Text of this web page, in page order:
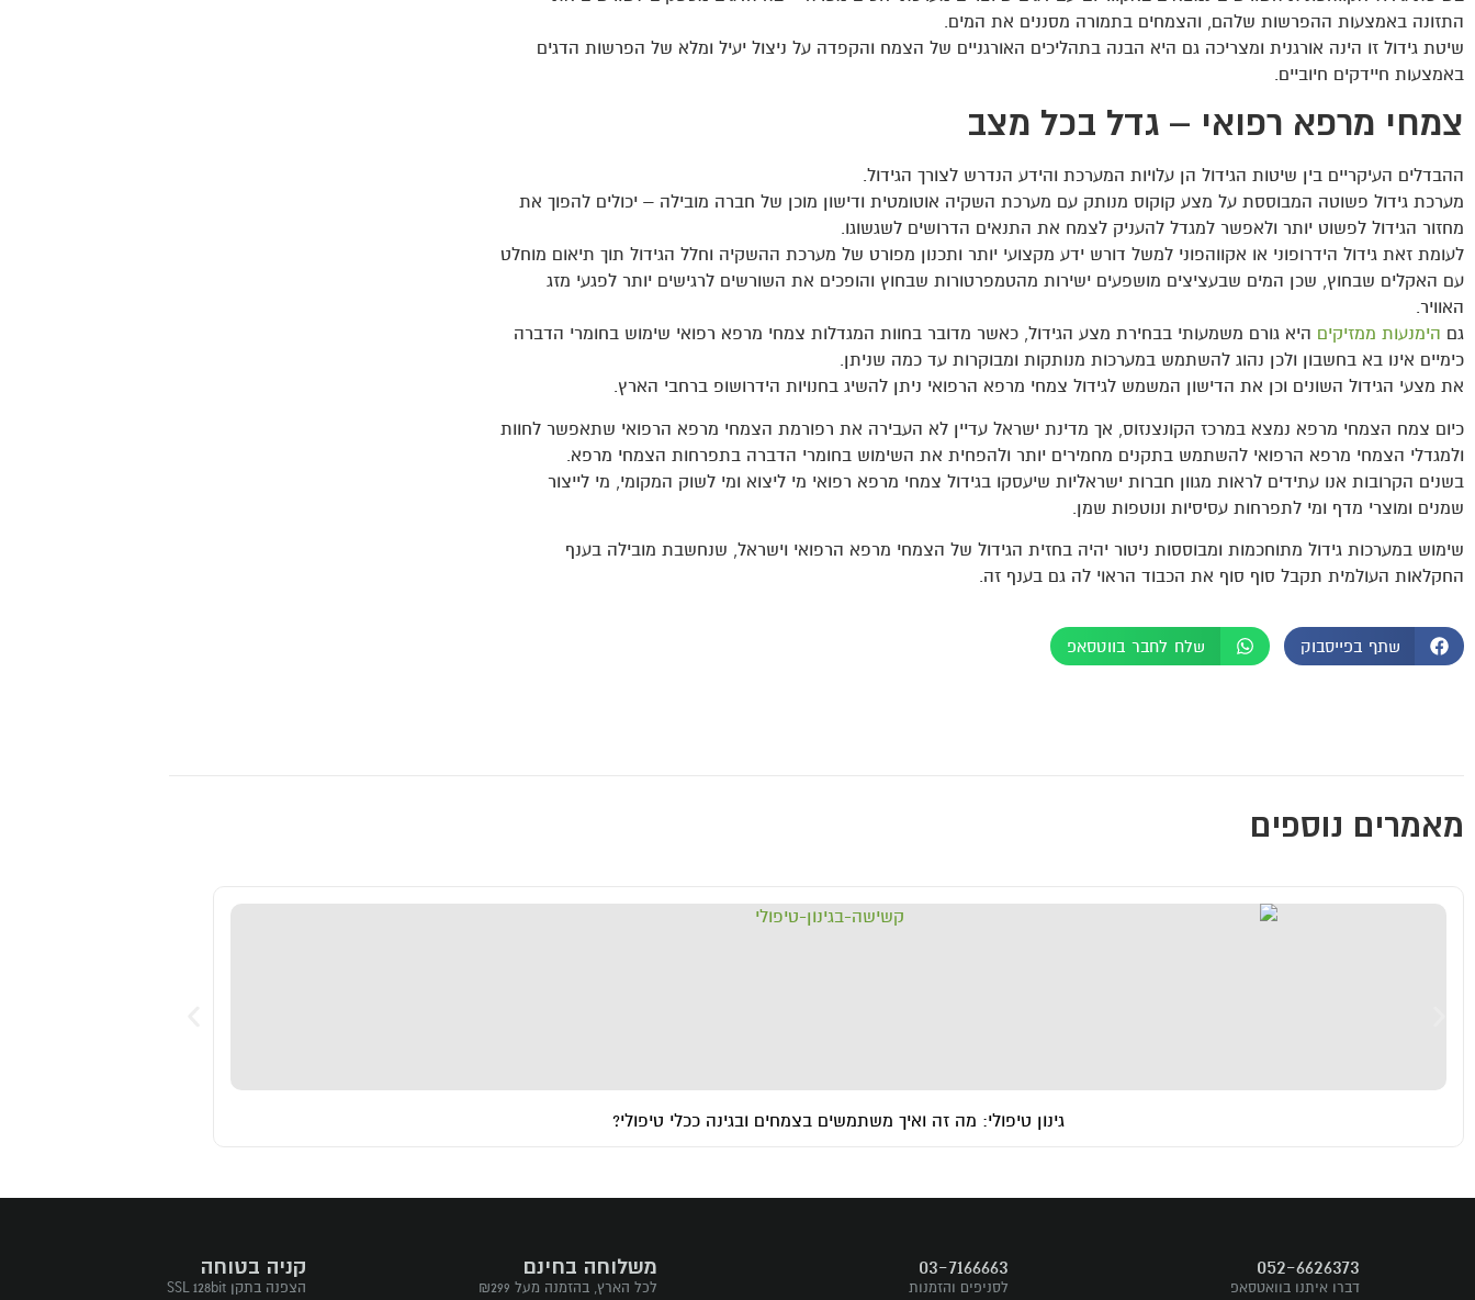
התזונה באמצעות ההפרשות שלהם, והצמחים בתמורה מסננים את המים.
שיטת גידול זו הינה אורגנית ומצריכה גם היא הבנה בתהליכים האורגניים של הצמח והקפדה על ניצול יעיל ומלא של הפרשות הדגים
באמצעות חיידקים חיוביים.
צמחי מרפא רפואי – גדל בכל מצב
ההבדלים העיקריים בין שיטות הגידול הן עלויות המערכת והידע הנדרש לצורך הגידול.
מערכת גידול פשוטה המבוססת על מצע קוקוס מנותק עם מערכת השקיה אוטומטית ודישון מוכן של חברה מובילה – יכולים להפוך את
מחזור הגידול לפשוט יותר ולאפשר למגדל להעניק לצמח את התנאים הדרושים לשגשוגו.
לעומת זאת גידול הידרופוני או אקווהפוני למשל דורש ידע מקצועי יותר ותכנון מפורט של מערכת ההשקיה וחלל הגידול תוך תיאום מוחלט
עם האקלים שבחוץ, שכן המים שבעציצים מושפעים ישירות מהטמפרטורות שבחוץ והופכים את השורשים לרגישים יותר לפגעי מזג
האוויר.
גם הימנעות ממזיקים היא גורם משמעותי בבחירת מצע הגידול, כאשר מדובר בחוות המגדלות צמחי מרפא רפואי שימוש בחומרי הדברה
כימיים אינו בא בחשבון ולכן נהוג להשתמש במערכות מנותקות ומבוקרות עד כמה שניתן.
את מצעי הגידול השונים וכן את הדישון המשמש לגידול צמחי מרפא הרפואי ניתן להשיג בחנויות הידרושופ ברחבי הארץ.
כיום צמח הצמחי מרפא נמצא במרכז הקונצנזוס, אך מדינת ישראל עדיין לא העבירה את רפורמת הצמחי מרפא הרפואי שתאפשר לחוות
ולמגדלי הצמחי מרפא הרפואי להשתמש בתקנים מחמירים יותר ולהפחית את השימוש בחומרי הדברה בתפרחות הצמחי מרפא.
בשנים הקרובות אנו עתידים לראות מגוון חברות ישראליות שיעסקו בגידול צמחי מרפא רפואי מי ליצוא ומי לשוק המקומי, מי לייצור
שמנים ומוצרי מדף ומי לתפרחות עסיסיות ונוטפות שמן.
שימוש במערכות גידול מתוחכמות ומבוססות ניטור יהיה בחזית הגידול של הצמחי מרפא הרפואי וישראל, שנחשבת מובילה בענף
החקלאות העולמית תקבל סוף סוף את הכבוד הראוי לה גם בענף זה.
שתף בפייסבוק שלח לחבר בווטסאפ
מאמרים נוספים
גינון טיפולי: מה זה ואיך משתמשים בצמחים ובגינה ככלי טיפולי?
עקבו אחרינו
052-6626373
דברו איתנו בוואטסאפ
03-7166663
לסניפים והזמנות
משלוחה בחינם
לכל הארץ, בהזמנה מעל ₪299
קניה בטוחה
הצפנה בתקן SSL 128bit